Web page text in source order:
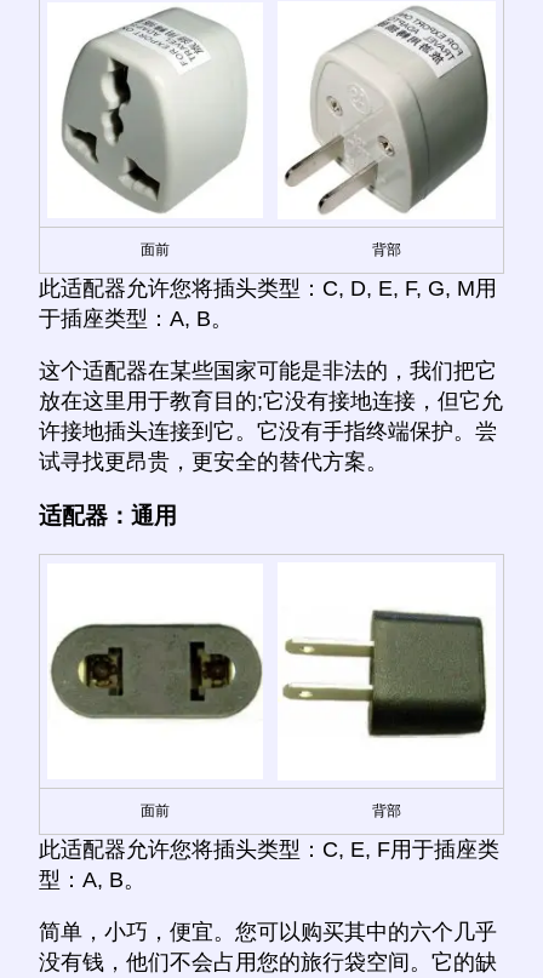
面前 背部
此适配器允许您将插头类型：C, D, E, F, G, M用
于插座类型：A, B。
这个适配器在某些国家可能是非法的，我们把它
放在这里用于教育目的;它没有接地连接，但它允
许接地插头连接到它。它没有手指终端保护。尝
试寻找更昂贵，更安全的替代方案。
适配器：通用
面前 背部
此适配器允许您将插头类型：C, E, F用于插座类
型：A, B。
简单，小巧，便宜。您可以购买其中的六个几乎
没有钱，他们不会占用您的旅行袋空间。它的缺